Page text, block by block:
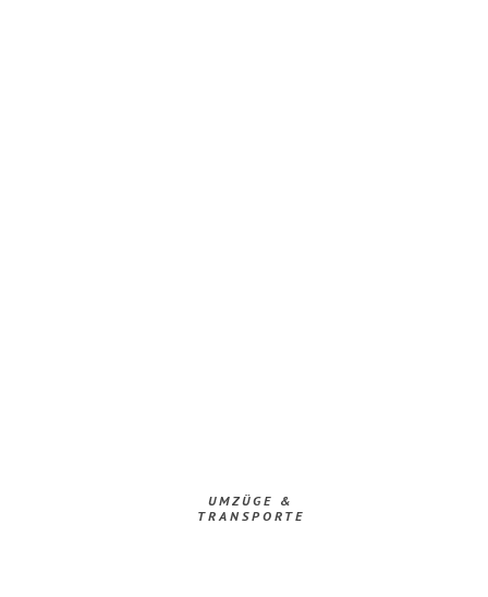
UMZÜGE &
TRANSPORTE